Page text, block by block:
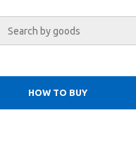
HOW TO BUY